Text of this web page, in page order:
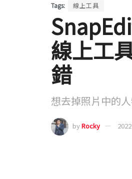
Tags: 線上工具
線上工
錯
想去掉照片中的
byRocky